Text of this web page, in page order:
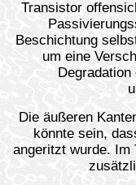
Transistor
Beschichtung
um eine
Die äußeren
könnte sein,
angeritzt wurde. Im